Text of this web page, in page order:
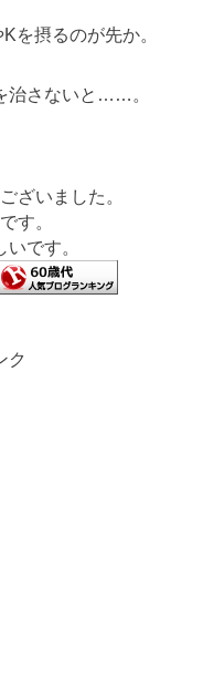
を摂るのが先か。
治さないと……。
ざいました。
す。
です。
ク